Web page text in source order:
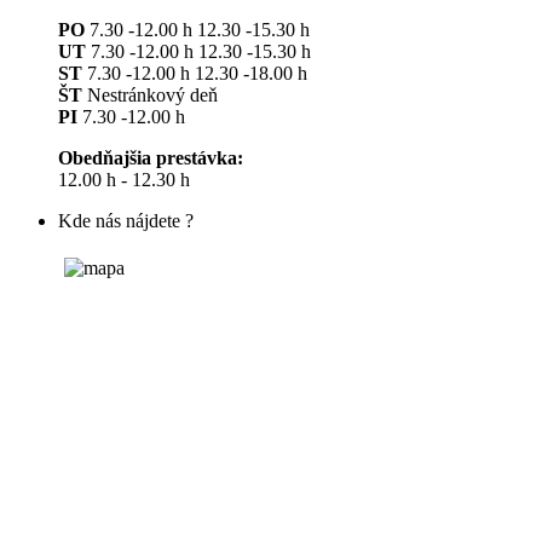
PO 7.30 -12.00 h 12.30 -15.30 h
UT 7.30 -12.00 h 12.30 -15.30 h
ST 7.30 -12.00 h 12.30 -18.00 h
ŠT Nestránkový deň
PI 7.30 -12.00 h
Obedňajšia prestávka:
12.00 h - 12.30 h
Kde nás nájdete ?